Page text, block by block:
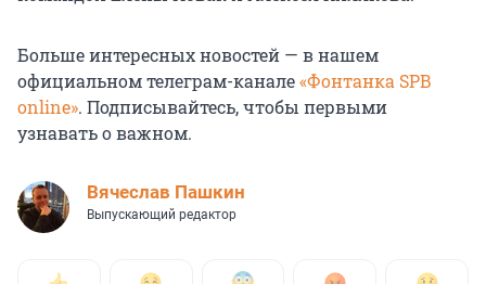
Больше интересных новостей — в нашем
официальном телеграм-канале«Фонтанка SPB
online». Подписывайтесь, чтобы первыми
узнавать о важном.
Вячеслав Пашкин
Выпускающий редактор